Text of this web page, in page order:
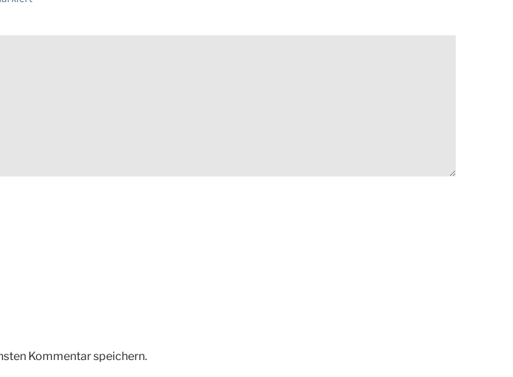
Kommentar speichern.